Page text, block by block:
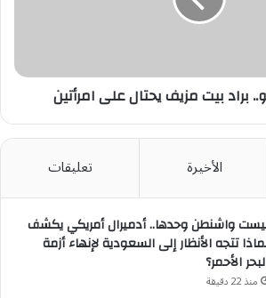
الأخيرة تعليقات
واشنطن وحدها.. أدميرال أمريكي يكشف
تتجه الأنظار إلى السعودية لإنهاء أزمة
الأحمر؟
منذ 22 دقيقة